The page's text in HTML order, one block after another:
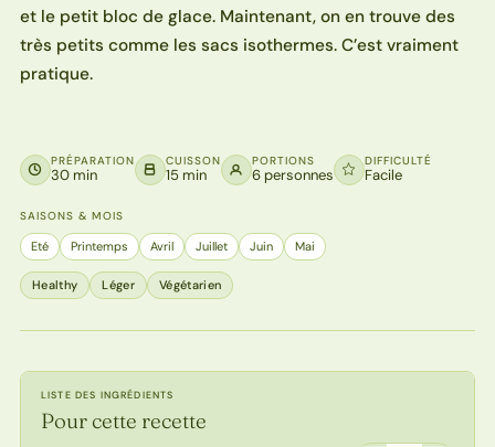
et le petit bloc de glace. Maintenant, on en trouve des
très petits comme les sacs isothermes. C’est vraiment
pratique.
PRÉPARATION
30 min
CUISSON
15 min
PORTIONS
6 personnes
DIFFICULTÉ
Facile
SAISONS & MOIS
Eté Printemps Avril Juillet Juin Mai
Healthy Léger Végétarien
LISTE DES INGRÉDIENTS
Pour cette recette